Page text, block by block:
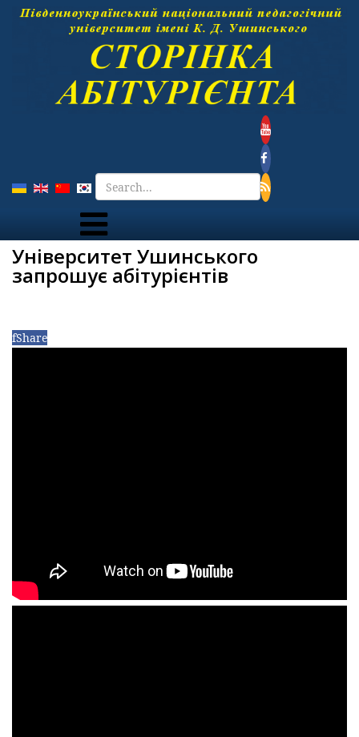
Університет Ушинського
запрошує абітурієнтів
fShare